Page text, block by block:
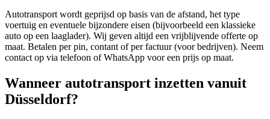
Autotransport wordt geprijsd op basis van de afstand, het type
voertuig en eventuele bijzondere eisen (bijvoorbeeld een klassieke
auto op een laaglader). Wij geven altijd een vrijblijvende offerte op
maat. Betalen per pin, contant of per factuur (voor bedrijven). Neem
contact op via telefoon of WhatsApp voor een prijs op maat.
Wanneer autotransport inzetten vanuit
Düsseldorf?